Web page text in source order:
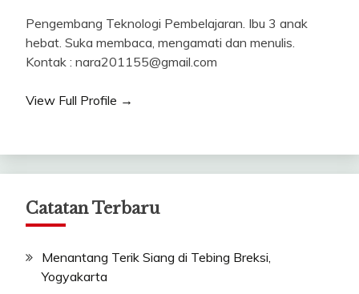
Pengembang Teknologi Pembelajaran. Ibu 3 anak
hebat. Suka membaca, mengamati dan menulis.
Kontak : nara201155@gmail.com
View Full Profile →
Catatan Terbaru
Menantang Terik Siang di Tebing Breksi,
Yogyakarta